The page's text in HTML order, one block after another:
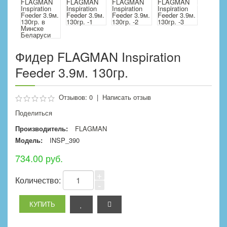
Фидер FLAGMAN Inspiration
Feeder 3.9м. 130гр.
Отзывов: 0 | Написать отзыв
Поделиться
Производитель:
FLAGMAN
Модель:
INSP_390
734.00 руб.
Количество: